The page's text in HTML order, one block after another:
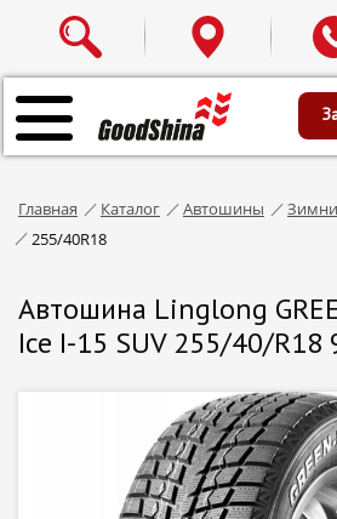
Главная Каталог Автошины
255/40R18
Автошина Linglong
Ice I-15 SUV 255/40/R18